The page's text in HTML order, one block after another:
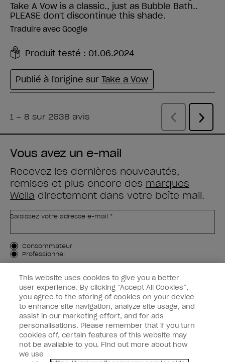
Vous avez un e-mail
Recevez les dernières nouveautés,
remises et plus encore des marques
Wella directement dans votre boîte mail.
Saisissez votre adresse e-mail *
Type de client
Consommateur
Professionnel
M'INSCRIRE
Informations clients
OPI & vous
This website uses cookies to give you a better
user experience. By clicking “Accept All Cookies”,
you agree to the storing of cookies on your device
to enhance site navigation, analyze site usage, and
assist in our marketing effort, and for ads
personalisations. Please remember that if you turn
cookies off, certain features of this website may
not be available to you. Find out more about how
we use